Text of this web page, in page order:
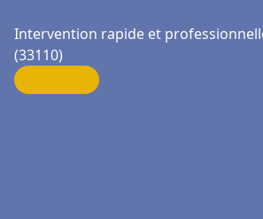
Intervention rapide et
(33110)